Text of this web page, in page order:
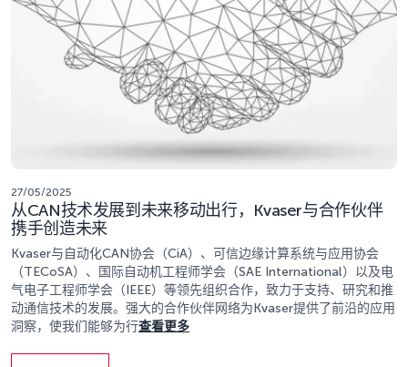
27/05/2025
从CAN技术发展到未来移动出行，Kvaser与合作伙伴
携手创造未来
Kvaser与自动化CAN协会（CiA）、可信边缘计算系统与应用协会
（TECoSA）、国际自动机工程师学会（SAE International）以及电
气电子工程师学会（IEEE）等领先组织合作，致力于支持、研究和推
动通信技术的发展。强大的合作伙伴网络为Kvaser提供了前沿的应用
洞察，使我们能够为行查看更多